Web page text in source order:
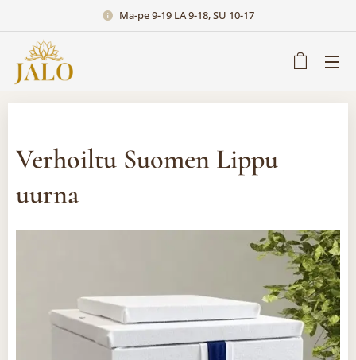
Ma-pe 9-19 LA 9-18, SU 10-17
Verhoiltu Suomen Lippu
uurna